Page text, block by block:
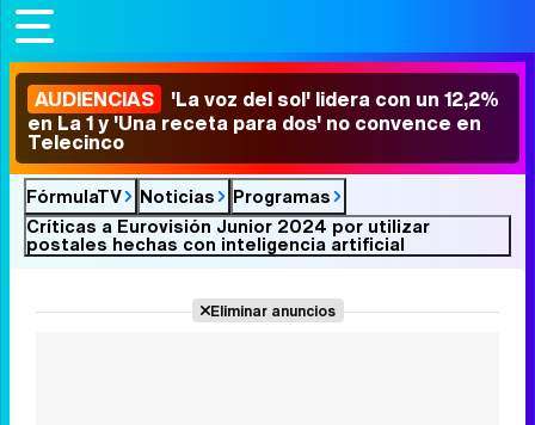
AUDIENCIAS 'La voz del sol' lidera con un 12,2%
en La 1 y 'Una receta para dos' no convence en
Telecinco
FórmulaTV Noticias
Programas
Críticas a Eurovisión Junior 2024 por utilizar
postales hechas con inteligencia artificial
Eliminar anuncios